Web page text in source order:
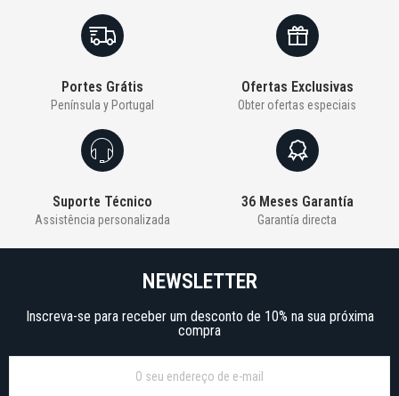
Portes Grátis
Península y Portugal
Ofertas Exclusivas
Obter ofertas especiais
Suporte Técnico
Assistência personalizada
36 Meses Garantía
Garantía directa
NEWSLETTER
Inscreva-se para receber um desconto de 10% na sua próxima
compra